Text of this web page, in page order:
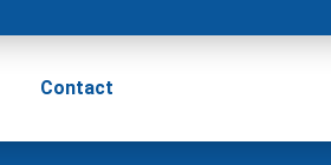
Contact